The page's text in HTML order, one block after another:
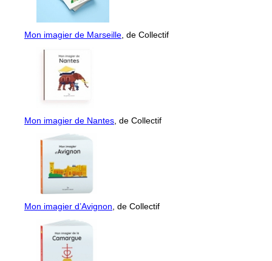
Mon imagier de Marseille , de Collectif
Mon imagier de Nantes , de Collectif
Mon imagier d’Avignon , de Collectif